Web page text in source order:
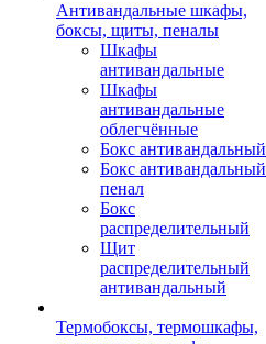
Антивандальные шкафы,
боксы, щиты, пеналы
Шкафы
антивандальные
Шкафы
антивандальные
облегчённые
Бокс антивандальный
Бокс антивандальный
пенал
Бокс
распределительный
Щит
распределительный
антивандальный
Термобоксы, термошкафы,